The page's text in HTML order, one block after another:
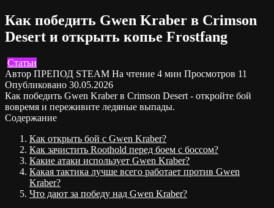
Как победить Gwen Kraber в Crimson
Desert и открыть копье Frostfang
Статьи
Автор ПРЕПОД STEAM На чтение 4 мин Просмотров 11
Опубликовано 30.05.2026
Как победить Gwen Kraber в Crimson Desert - откройте бой
вовремя и переживите ледяные выпады.
Содержание
Как открыть бой с Gwen Kraber?
Как зачистить Roothold перед боем с боссом?
Какие атаки использует Gwen Kraber?
Какая тактика лучше всего работает против Gwen
Kraber?
Что дают за победу над Gwen Kraber?